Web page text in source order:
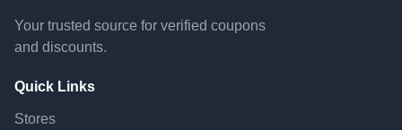
Your trusted source for verified coupons
and discounts.
Quick Links
Stores